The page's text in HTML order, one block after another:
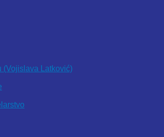
(Vojislava Latković)